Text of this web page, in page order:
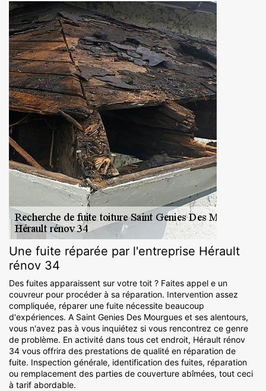
Une fuite réparée par l'entreprise Hérault
rénov 34
Des fuites apparaissent sur votre toit ? Faites appel e un
couvreur pour procéder à sa réparation. Intervention assez
compliquée, réparer une fuite nécessite beaucoup
d'expériences. A Saint Genies Des Mourgues et ses alentours,
vous n'avez pas à vous inquiétez si vous rencontrez ce genre
de problème. En activité dans tous cet endroit, Hérault rénov
34 vous offrira des prestations de qualité en réparation de
fuite. Inspection générale, identification des fuites, réparation
ou remplacement des parties de couverture abîmées, tout ceci
à tarif abordable.